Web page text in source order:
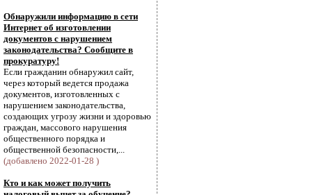
Обнаружили информацию в сети
Интернет об изготовлении
документов с нарушением
законодательства? Сообщите в
прокуратуру!
Если гражданин обнаружил сайт,
через который ведется продажа
документов, изготовленных с
нарушением законодательства,
создающих угрозу жизни и здоровью
граждан, массового нарушения
общественного порядка и
общественной безопасности,...
(добавлено 2022-01-28 )
Кто и как может получить